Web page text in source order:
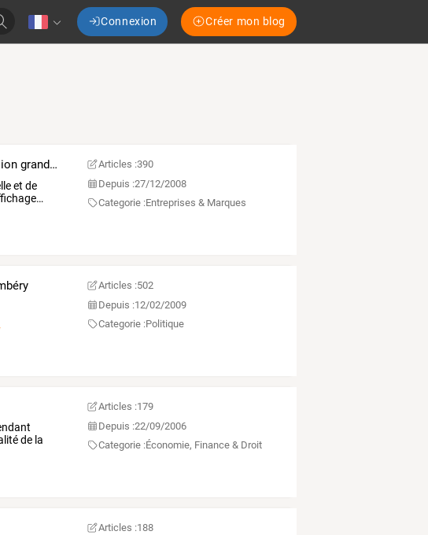
Connexion Créer mon blog
Communication visuelle & impression grand format
et de
…
Articles :390
Depuis :27/12/2008
Categorie :Entreprises & Marques
Articles :502
Depuis :12/02/2009
Categorie :Politique
de la
Articles :179
Depuis :22/09/2006
Categorie :Économie, Finance & Droit
Articles :188